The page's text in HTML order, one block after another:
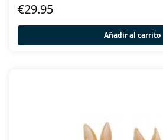
€29.95
Añadir al carrito